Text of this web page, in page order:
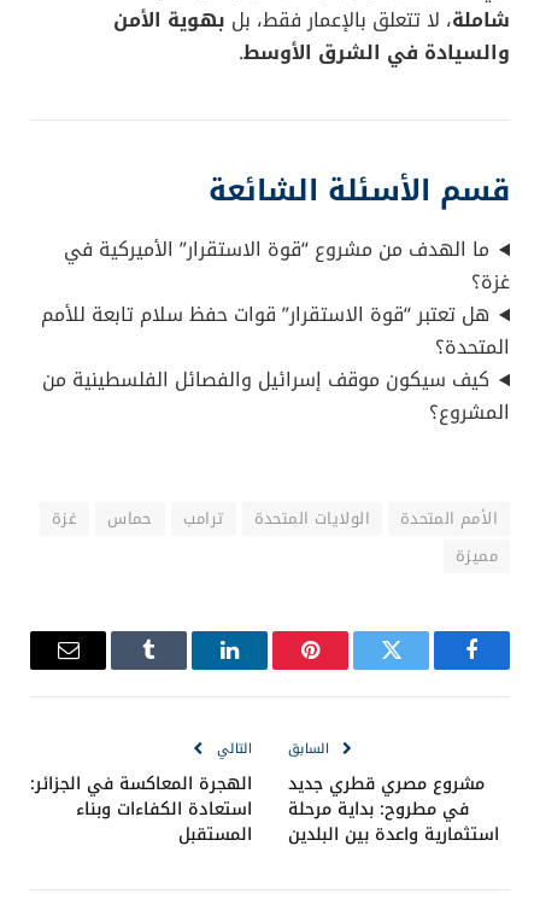
شاملة، لا تتعلق بالإعمار فقط، بل بهوية الأمن
والسيادة في الشرق الأوسط.
قسم الأسئلة الشائعة
ما الهدف من مشروع “قوة الاستقرار” الأميركية في
غزة؟
هل تعتبر “قوة الاستقرار” قوات حفظ سلام تابعة للأمم
المتحدة؟
كيف سيكون موقف إسرائيل والفصائل الفلسطينية من
المشروع؟
الأمم المتحدة الولايات المتحدة ترامب حماس
غزة
مميزة
فيسبوك تويتر بينتيريستلينكدإن Tumblr
البريد
السابق
مشروع مصري قطري جديد
في مطروح: بداية مرحلة
استثمارية واعدة بين البلدين
التالي
الهجرة المعاكسة في الجزائر:
استعادة الكفاءات وبناء
المستقبل